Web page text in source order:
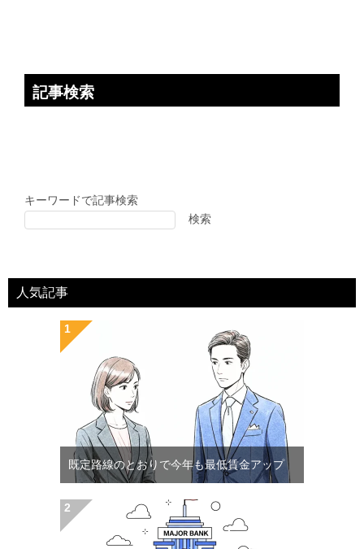
記事検索
キーワードで記事検索
検索
人気記事
既定路線のとおりで今年も最低賃金アップ